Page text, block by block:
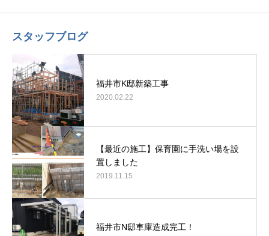
スタッフブログ
福井市K邸新築工事
2020.02.22
【最近の施工】保育園に手洗い場を設
置しました
2019.11.15
福井市N邸車庫造成完工！